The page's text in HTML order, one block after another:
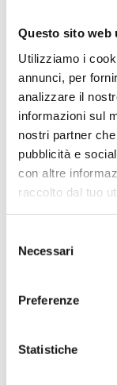
Questo sito web
Utilizziamo i
annunci, per
analizzare il
informazioni sul
nostri partner
pubblicità e
con altre
raccolto dal tuo
delNecessari
Preferenze
Statistiche
Numero di
Dettagli
Numero di
20020 -